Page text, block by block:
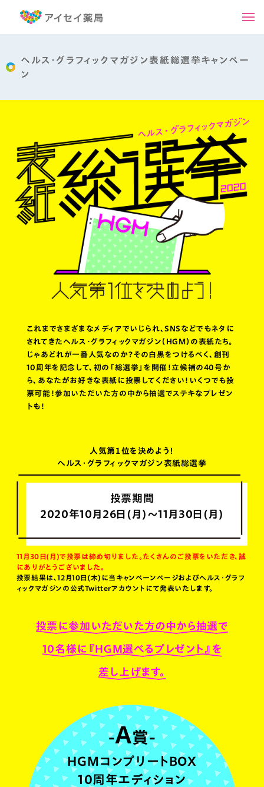
ヘルス・グラフィックマガジン表紙総選挙キャンペー
ン
これまでさまざまなメディアでいじられ、SNSなどでもネタに
されてきた ヘルス・グラフィックマガジン（HGM）の表紙たち。
じゃあどれが一番人気なのか？その白黒をつけるべく、 創刊
10周年を記念して、初の「総選挙」を開催！立候補の40号か
ら、 あなたがお好きな表紙に投票してください！いくつでも投
票可能！参加いただいた方の中から抽選でステキなプレゼン
トも！
人気第１位を決めよう！
ヘルス・グラフィックマガジン表紙総選挙
投票期間
2020年10月26日(月)～11月30日(月)
11月30日(月)で投票は締め切りました。たくさんのご投票をいただき、誠
にありがとうございました。
投票結果は、12月10日(木)に当キャンペーンページおよびヘルス・グラフ
ィックマガジンの 公式Twitterアカウントにて発表いたします。
投票に参加いただいた方の中から抽選で
10名様に『HGM選べるプレゼント』を
差し上げます。
A賞
HGMコンプリートBOX
10周年エディション